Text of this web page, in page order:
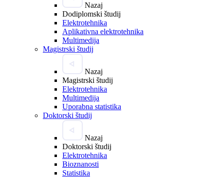
Nazaj
Dodiplomski študij
Elektrotehnika
Aplikativna elektrotehnika
Multimedija
Magistrski študij
Nazaj
Magistrski študij
Elektrotehnika
Multimedija
Uporabna statistika
Doktorski študij
Nazaj
Doktorski študij
Elektrotehnika
Bioznanosti
Statistika